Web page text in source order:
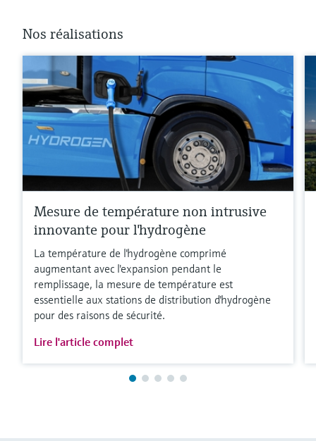
Nos réalisations
Mesure de température non intrusive
innovante pour l'hydrogène
La température de l'hydrogène comprimé
augmentant avec l'expansion pendant le
remplissage, la mesure de température est
essentielle aux stations de distribution d'hydrogène
pour des raisons de sécurité.
Lire l'article complet